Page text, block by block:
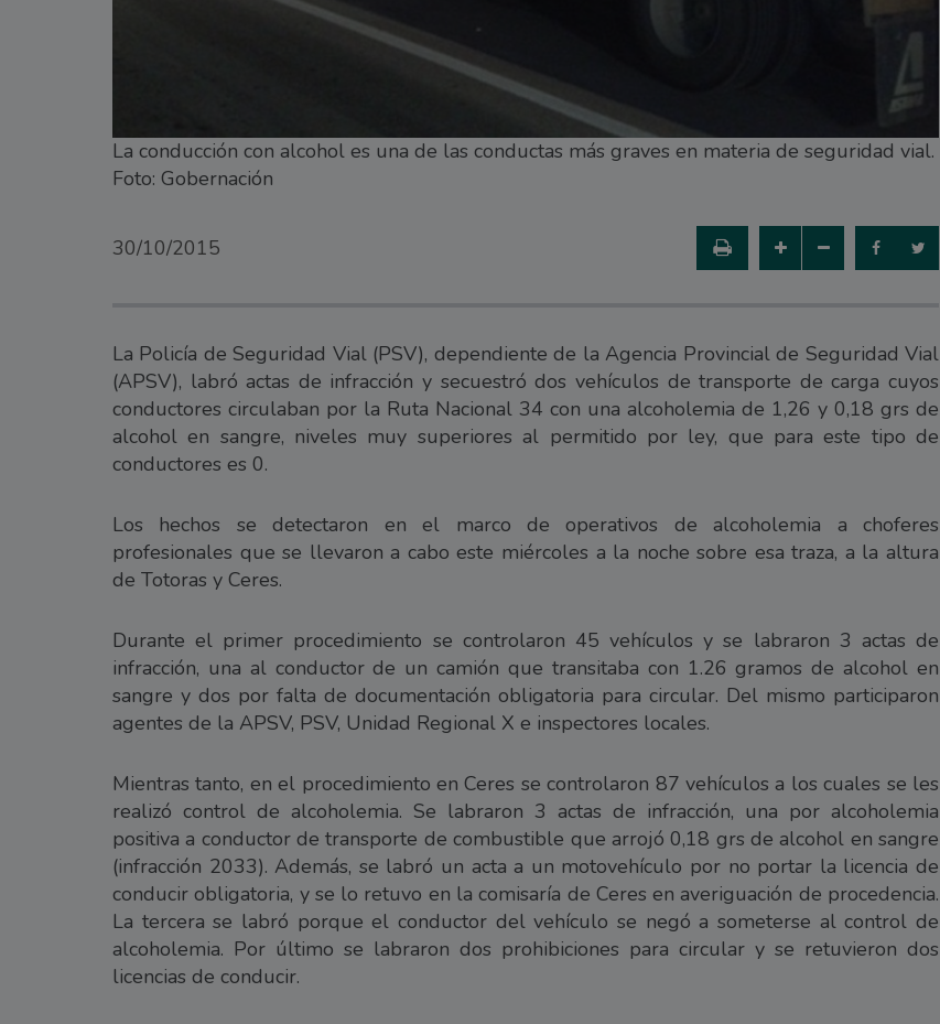
La conducción con alcohol es una de las conductas más graves en materia de seguridad vial.
Foto: Gobernación
30/10/2015
La Policía de Seguridad Vial (PSV), dependiente de la Agencia Provincial de Seguridad Vial
(APSV), labró actas de infracción y secuestró dos vehículos de transporte de carga cuyos
conductores circulaban por la Ruta Nacional 34 con una alcoholemia de 1,26 y 0,18 grs de
alcohol en sangre, niveles muy superiores al permitido por ley, que para este tipo de
conductores es 0.
Los hechos se detectaron en el marco de operativos de alcoholemia a choferes
profesionales que se llevaron a cabo este miércoles a la noche sobre esa traza, a la altura
de Totoras y Ceres.
Durante el primer procedimiento se controlaron 45 vehículos y se labraron 3 actas de
infracción, una al conductor de un camión que transitaba con 1.26 gramos de alcohol en
sangre y dos por falta de documentación obligatoria para circular. Del mismo participaron
agentes de la APSV, PSV, Unidad Regional X e inspectores locales.
Mientras tanto, en el procedimiento en Ceres se controlaron 87 vehículos a los cuales se les
realizó control de alcoholemia. Se labraron 3 actas de infracción, una por alcoholemia
positiva a conductor de transporte de combustible que arrojó 0,18 grs de alcohol en sangre
(infracción 2033). Además, se labró un acta a un motovehículo por no portar la licencia de
conducir obligatoria, y se lo retuvo en la comisaría de Ceres en averiguación de procedencia.
La tercera se labró porque el conductor del vehículo se negó a someterse al control de
alcoholemia. Por último se labraron dos prohibiciones para circular y se retuvieron dos
licencias de conducir.